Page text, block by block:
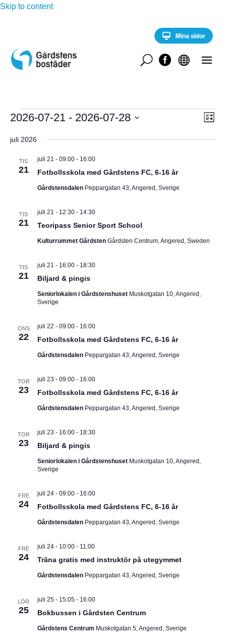
Skip to content


U
Evenemang
V
Y
E
v
n
i
L
s
2026-07-21 - 2026-07-28
ä
juli 2026
TIS
21 Fotbollsskola med Gårdstens FC, 6-16 år
juli 21 - 09:00- 16:00
Gårdstensdalen Peppargatan 43, Angered, Sverige
TIS
21 Teoripass Senior Sport School
juli 21 - 12:30- 14:30
Kulturrummet Gårdsten Gårdsten Centrum, Angered, Sweden
TIS
21 Biljard & pingis
juli 21 - 16:00- 18:30
Seniorlokalen i Gårdstenshuset Muskotgatan 10, Angered,
Sverige
ONS
22 Fotbollsskola med Gårdstens FC, 6-16 år
juli 22 - 09:00- 16:00
Gårdstensdalen Peppargatan 43, Angered, Sverige
TOR
23 Fotbollsskola med Gårdstens FC, 6-16 år
juli 23 - 09:00- 16:00
Gårdstensdalen Peppargatan 43, Angered, Sverige
TOR
23 Biljard & pingis
juli 23 - 16:00- 18:30
Seniorlokalen i Gårdstenshuset Muskotgatan 10, Angered,
Sverige
FRE
24 Fotbollsskola med Gårdstens FC, 6-16 år
juli 24 - 09:00- 16:00
Gårdstensdalen Peppargatan 43, Angered, Sverige
FRE
24 Träna gratis med instruktör på utegymmet
juli 24 - 10:00- 11:00
Gårdstensdalen Peppargatan 43, Angered, Sverige
LÖR
25 Bokbussen i Gårdsten Centrum
juli 25 - 15:05- 16:00
Gårdstens Centrum Muskotgatan 5, Angered, Sverige